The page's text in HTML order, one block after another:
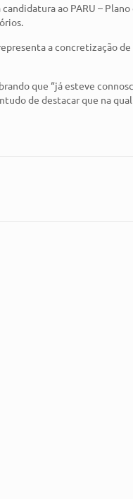
ao PARU – Plano
a concretização
que “já esteve
de destacar que na